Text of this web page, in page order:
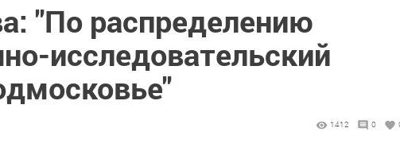
"По распределению
исследовательский
1412 0